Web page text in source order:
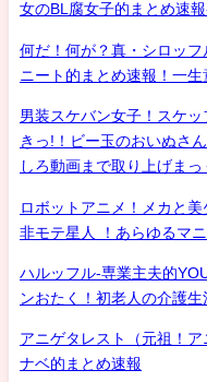
女のBL腐女子的まとめ速
何だ！何が？真・シロ
ニート的まとめ速報！一生
男装スケバン女子！スケ
きっ!！ビー玉のおいぬさ
しろ動画まで取り上げまっ
ロボットアニメ！メカと
非モテ星人 ！あらゆるマ
ハルッフル-専業主夫的
ンおたく！初老人の介護
アニゲタレスト（元祖！
ナベ的まとめ速報